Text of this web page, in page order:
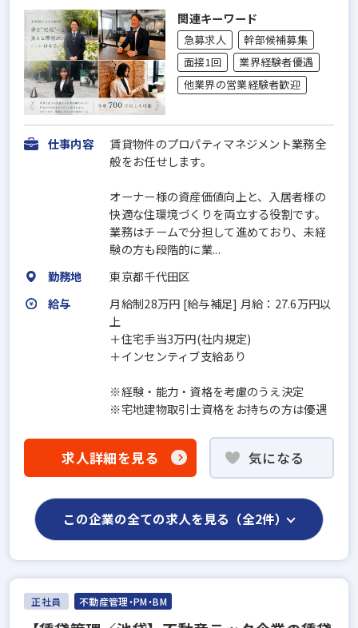
関連キーワード
急募求人
幹部候補募集
面接1回
業界経験者優遇
他業界の営業経験者歓迎
仕事内容
賃貸物件のプロパティマネジメント業務全
般をお任せします。
オーナー様の資産価値向上と、入居者様の
快適な住環境づくりを両立する役割です。
業務はチームで分担して進めており、未経
験の方も段階的に業...
勤務地
東京都千代田区
給与
月給制28万円 [給与補足] 月給：27.6万円以
上
＋住宅手当3万円(社内規定)
＋インセンティブ支給あり
※経験・能力・資格を考慮のうえ決定
※宅地建物取引士資格をお持ちの方は優遇
求人詳細を見る 気になる
この企業の全ての求人を見る（全2件）
正社員 不動産管理・PM・BM